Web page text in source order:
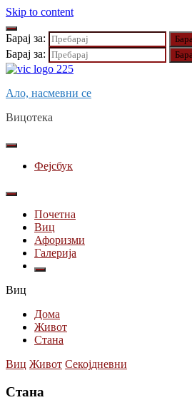
Skip to content
Барај за:
Барај за:
Ало, насмевни се
Вицотека
Фејсбук
Почетна
Виц
Афоризми
Галерија
Виц
Дома
Живот
Стана
Виц Живот Секојдневни
Стана